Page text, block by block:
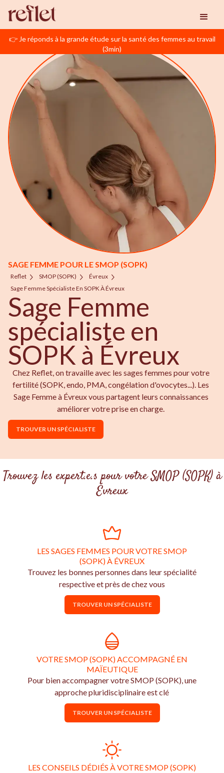
👉 Je réponds à la grande étude sur la santé des femmes au travail
(3min)
SAGE FEMME POUR LE SMOP (SOPK)
Reflet SMOP (SOPK)
Évreux
Sage Femme Spécialiste En SOPK À Évreux
Sage Femme
spécialiste en
SOPK à Évreux
Chez Reflet, on travaille avec les sages femmes pour votre
fertilité (SOPK, endo, PMA, congélation d'ovocytes...). Les
Sage Femme à Évreux vous partagent leurs connaissances
améliorer votre prise en charge.
TROUVER UN SPÉCIALISTE
Trouvez les expert.e.s pour votre SMOP (SOPK) à
Évreux
LES SAGES FEMMES POUR VOTRE SMOP
(SOPK) À ÉVREUX
Trouvez les bonnes personnes dans leur spécialité
respective et près de chez vous
TROUVER UN SPÉCIALISTE
VOTRE SMOP (SOPK) ACCOMPAGNÉ EN
MAÏEUTIQUE
Pour bien accompagner votre SMOP (SOPK), une
approche pluridisciplinaire est clé
TROUVER UN SPÉCIALISTE
LES CONSEILS DÉDIÉS À VOTRE SMOP (SOPK)